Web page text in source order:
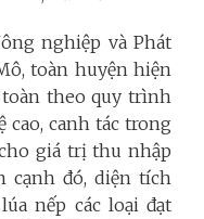
nghiệp và Phát
toàn huyện hiện
toàn theo quy trình
cao, canh tác trong
giá trị thu nhập
cạnh đó, diện tích
nếp các loại đạt